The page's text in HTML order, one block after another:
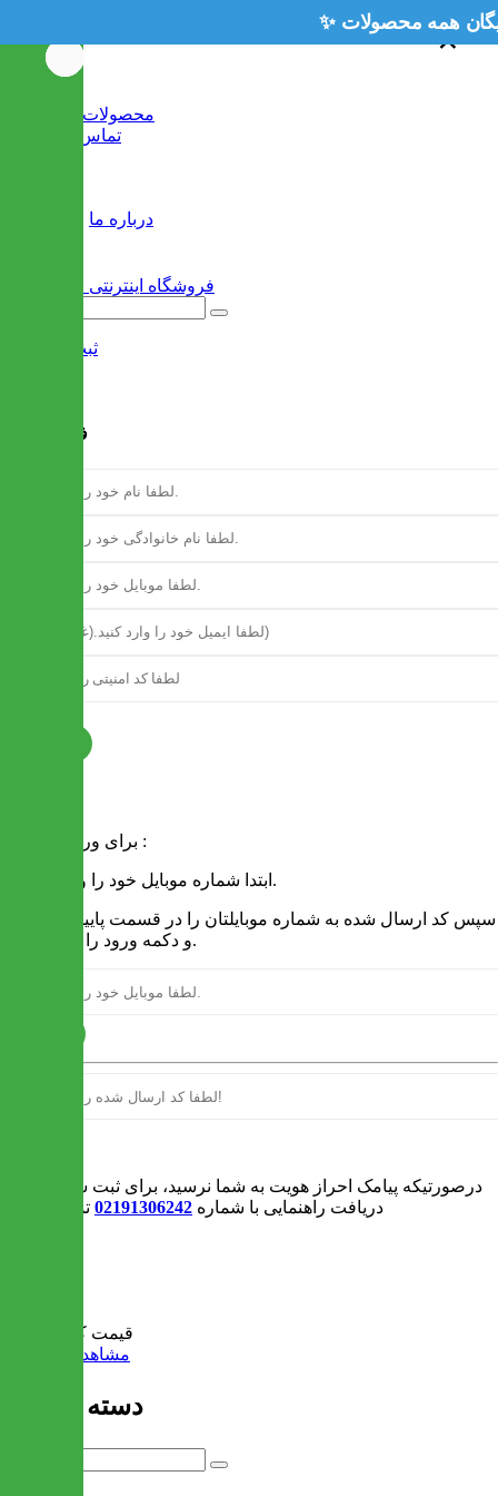
محصولات جدید
تماس با ما
درباره ما
ثبت نام
فرم ثبت نام
برای ورود به سایت :
1 - ابتدا شماره موبایل خود را وارد کنید.
و دکمه ورود را انتخاب کنید.
درصورتیکه پیامک احراز هویت به شما نرسید، برای ثبت سفارش و یا
دریافت راهنمایی با شماره 02191306242 تماس بگیرید
قیمت کل:
مشاهده سبد خرید
دسته بندی ها
×
×